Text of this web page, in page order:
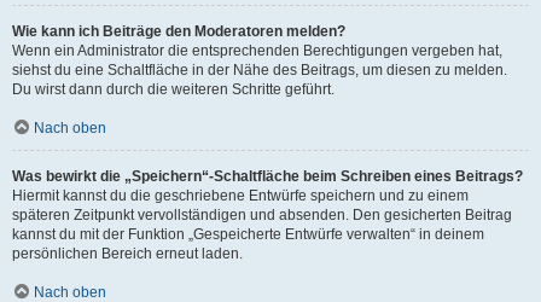
Wie kann ich Beiträge den Moderatoren melden?
Wenn ein Administrator die entsprechenden Berechtigungen vergeben hat,
siehst du eine Schaltfläche in der Nähe des Beitrags, um diesen zu melden.
Du wirst dann durch die weiteren Schritte geführt.
Nach oben
Was bewirkt die „Speichern“-Schaltfläche beim Schreiben eines Beitrags?
Hiermit kannst du die geschriebene Entwürfe speichern und zu einem
späteren Zeitpunkt vervollständigen und absenden. Den gesicherten Beitrag
kannst du mit der Funktion „Gespeicherte Entwürfe verwalten“ in deinem
persönlichen Bereich erneut laden.
Nach oben